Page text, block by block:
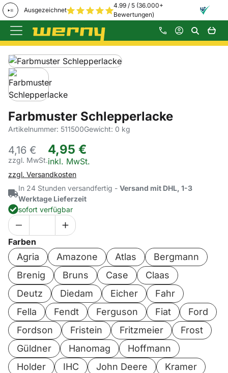
Ausgezeichnet
4.99 / 5 (36.000+
Bewertungen)
Zum Hauptinhalt springen
Produktgalerie
Zur Kaufbox springen
Farbmuster Schlepperlacke
Artikelnummer: 511500Gewicht: 0 kg
4,16 €
zzgl. MwSt.
4,95 €
Steuerhinweis:
inkl. MwSt.
zzgl. Versandkosten
In 24 Stunden versandfertig - Versand mit DHL, 1-3
Werktage Lieferzeit
sofort verfügbar
Farben
Agria Amazone Atlas
Bergmann
Brenig
Bruns Case
Claas
Deutz
Diedam Eicher
Fahr
Fella
Fendt Ferguson Fiat
Ford
Fordson
Fristein Fritzmeier
Frost
Güldner
Hanomag
Hoffmann
Holder
IHC John Deere
Kramer